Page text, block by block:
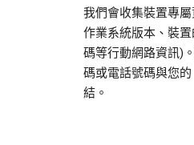
我們會收集裝置專
作業系統版本、裝
碼等行動網路資訊)
碼或電話號碼與您
結。